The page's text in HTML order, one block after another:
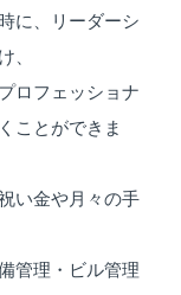
に、リーダーシ
ロフェッショナ
ことができま
い金や月々の手
管理・ビル管理